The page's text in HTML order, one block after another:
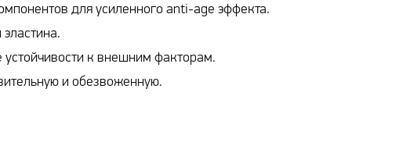
для усиленного anti-age эффекта.
к внешним факторам.
и обезвоженную.